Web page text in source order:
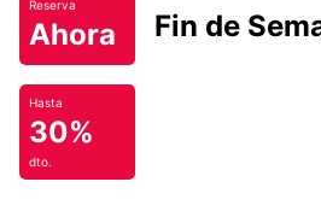
Reserva
Ahora Fin de
Hasta
30%
dto.